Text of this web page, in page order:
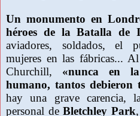
Un monumento en
héroes de la Batalla de
aviadores, soldados, el
mujeres en las fábricas...
Churchill,
«nunca en
humano, tantos debieron
hay una grave carencia,
personal de Bletchley Park